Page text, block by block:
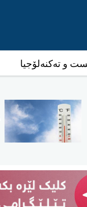
و تەکنەلۆجیا